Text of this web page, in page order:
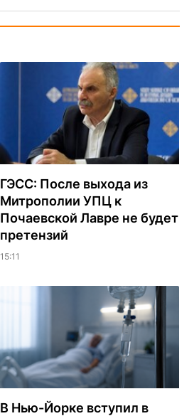
ГЭСС: После выхода из
Митрополии УПЦ к
Почаевской Лавре не будет
претензий
15:11
В Нью-Йорке вступил в